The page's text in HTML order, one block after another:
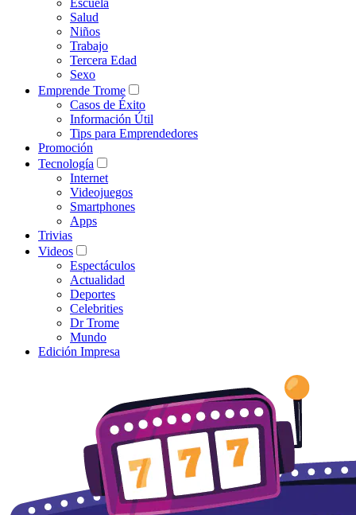
Escuela
Salud
Niños
Trabajo
Tercera Edad
Sexo
Emprende Trome
Casos de Éxito
Información Útil
Tips para Emprendedores
Promoción
Tecnología
Internet
Videojuegos
Smartphones
Apps
Trivias
Videos
Espectáculos
Actualidad
Deportes
Celebrities
Dr Trome
Mundo
Edición Impresa